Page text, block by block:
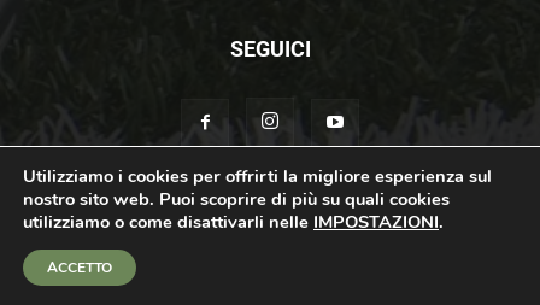
SEGUICI
Chi Siamo Contatti Cookie Policy Privacy Policy
© Calcio Giovanile Sicilia Copyright by Rosolino Ciprì | Support by
Utilizziamo i cookies per offrirti la migliore esperienza sul
nostro sito web. Puoi scoprire di più su quali cookies
utilizziamo o come disattivarli nelle IMPOSTAZIONI.
ACCETTO